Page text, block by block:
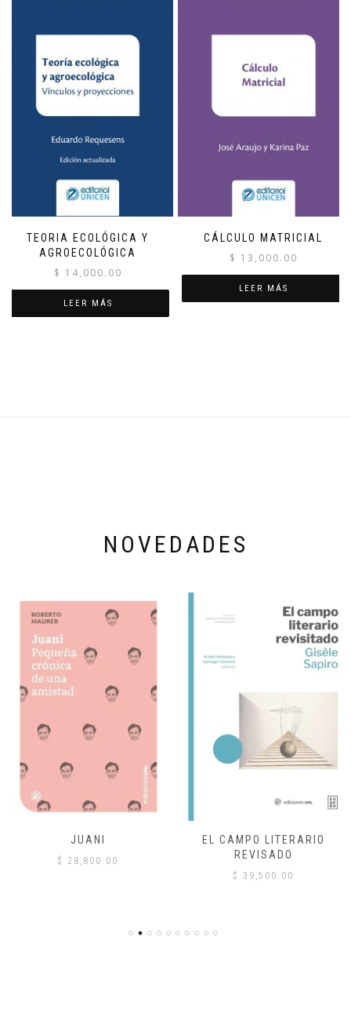
TEORIA ECOLÓGICA Y
AGROECOLÓGICA
$ 14,000.00
LEER MÁS
CÁLCULO MATRICIAL
$ 13,000.00
LEER MÁS
NOVEDADES
JUANI
$ 28,800.00
EL CAMPO LITERARIO
REVISADO
$ 39,500.00